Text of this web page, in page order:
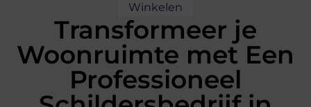
Winkelen
Transformeer je
Woonruimte met Een
Professioneel